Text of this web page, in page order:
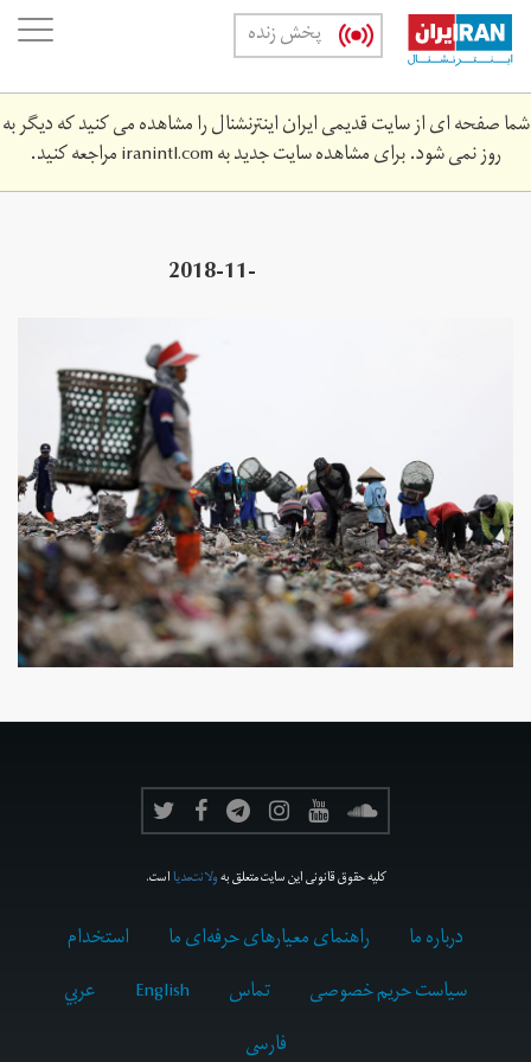
Skip
main
content
پخش زنده
شما صفحه ای از سایت قدیمی ایران اینترنشنال را مشاهده می کنید که دیگر به
روز نمی شود. برای مشاهده سایت جدید بهiranintl.comمراجعه کنید.
2018-11-
plastic.jpg
کلیه حقوق قانونی این سایت متعلق بهولانت‌مدیااست.
درباره ما راهنمای معیارهای حرفه‌ای ما
استخدام
سیاست حریم خصوصی
تماس English
عربي
فارسى